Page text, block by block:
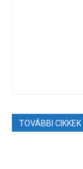
TOVÁBBI CIKKEK